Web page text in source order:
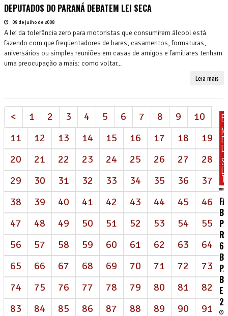
DEPUTADOS DO PARANÁ DEBATEM LEI SECA
09 de julho de 2008
A lei da tolerância zero para motoristas que consumirem álcool está
fazendo com que freqüentadores de bares, casamentos, formaturas,
aniversários ou simples reuniões em casas de amigos e familiares tenham
uma preocupação a mais: como voltar...
Leia mais
< 1 2 3 4 5 6 7 8 9
10
11
12 13 14 15 16 17 18
19
20
21 22 23 24 25 26 27
28
29
30 31 32 33 34 35 36
37
38
39 40 41 42 43 44 45
46
47
48 49 50 51 52 53 54
55
56
57 58 59 60 61 62 63
64
65
66 67 68 69 70 71 72
73
74
75 76 77 78 79 80 81
82
83
84 85 86 87 88 89 90
91